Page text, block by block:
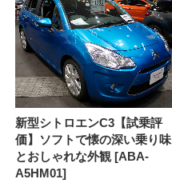
新型シトロエンC3【試乗評
価】ソフトで懐の深い乗り味
とおしゃれな外観 [ABA-
A5HM01]